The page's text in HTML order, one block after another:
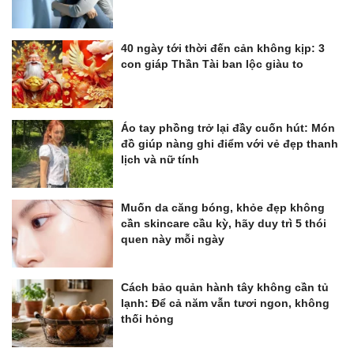
40 ngày tới thời đến cản không kịp: 3
con giáp Thần Tài ban lộc giàu to
Áo tay phồng trở lại đầy cuốn hút: Món
đồ giúp nàng ghi điểm với vẻ đẹp thanh
lịch và nữ tính
Muốn da căng bóng, khỏe đẹp không
cần skincare cầu kỳ, hãy duy trì 5 thói
quen này mỗi ngày
Cách bảo quản hành tây không cần tủ
lạnh: Để cả năm vẫn tươi ngon, không
thối hỏng